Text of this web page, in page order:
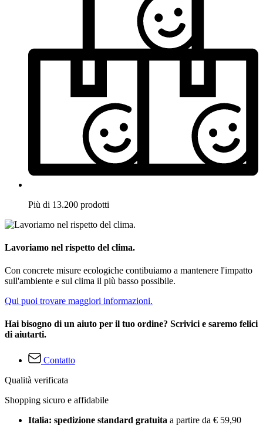
Più di 13.200 prodotti
Lavoriamo nel rispetto del clima.
Con concrete misure ecologiche contibuiamo a mantenere l'impatto
sull'ambiente e sul clima il più basso possibile.
Qui puoi trovare maggiori informazioni.
Hai bisogno di un aiuto per il tuo ordine? Scrivici e saremo felici
di aiutarti.
Contatto
Qualità verificata
Shopping sicuro e affidabile
Italia: spedizione standard gratuita a partire da € 59,90